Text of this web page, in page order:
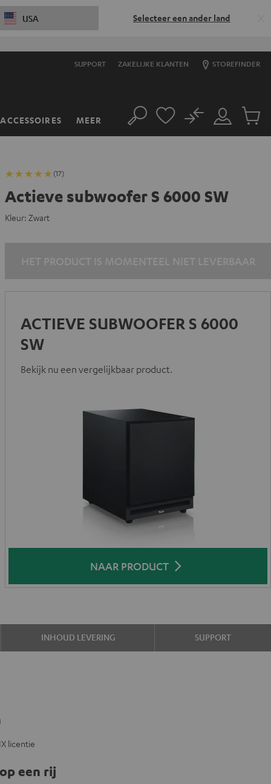
USA Selecteer een ander land
SUPPORT ZAKELIJKE KLANTEN STOREFINDER
ACCESSOIRES MEER Zoeken
Mijn
account
No
(17)
Actieve subwoofer S 6000 SW
Kleur: Zwart
ACTIEVE SUBWOOFER S 6000
SW
Bekijk nu een vergelijkbaar product.
NAAR PRODUCT
INHOUD LEVERING SUPPORT
licentie
een rij